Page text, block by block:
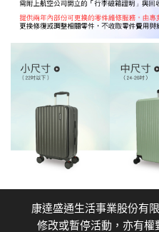
康達盛通生活事業股份有
修改或暫停活動，亦有